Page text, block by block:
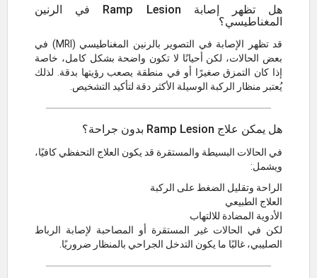
هل تظهر إصابة Ramp Lesion في الرنين
المغناطيسي؟
قد تظهر الإصابة في التصوير بالرنين المغناطيسي (MRI) في
بعض الحالات، لكن أحيانًا لا تكون واضحة بشكل كامل، خاصة
إذا كان التمزق صغيرًا أو في منطقة يصعب رؤيتها بدقة. لذلك
يُعتبر منظار الركبة الوسيلة الأكثر دقة لتأكيد التشخيص.
هل يمكن علاج Ramp Lesion بدون جراحة؟
في الحالات البسيطة والمستقرة قد يكون العلاج التحفظي كافيًا،
ويشمل:
الراحة وتقليل الضغط على الركبة
العلاج الطبيعي
الأدوية المضادة للالتهاب
لكن في الحالات غير المستقرة أو المصاحبة لإصابة الرباط
الصليبي، غالبًا ما يكون التدخل الجراحي بالمنظار ضروريًا.